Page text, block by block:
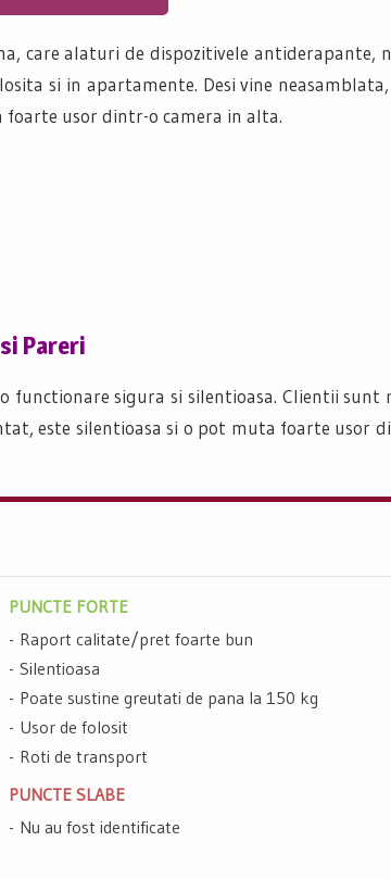
care alaturi de dispozitivele antiderapante,
si in apartamente. Desi vine
usor dintr-o camera in alta.
Pareri
functionare sigura si silentioasa. Clientii
este silentioasa si o pot muta foarte usor
PUNCTE FORTE
Raport calitate/pret foarte bun
Silentioasa
Poate sustine greutati de pana la 150 kg
Usor de folosit
Roti de transport
PUNCTE SLABE
Nu au fost identificate